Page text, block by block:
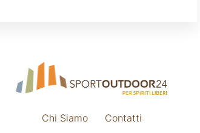
Chi Siamo Contatti